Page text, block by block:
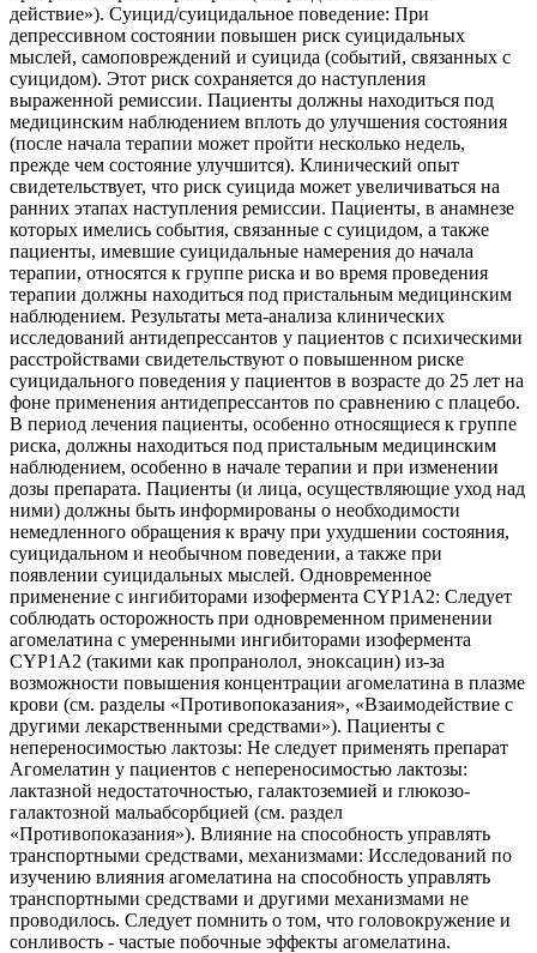
действие»). Суицид/суицидальное поведение: При
депрессивном состоянии повышен риск суицидальных
мыслей, самоповреждений и суицида (событий, связанных с
суицидом). Этот риск сохраняется до наступления
выраженной ремиссии. Пациенты должны находиться под
медицинским наблюдением вплоть до улучшения состояния
(после начала терапии может пройти несколько недель,
прежде чем состояние улучшится). Клинический опыт
свидетельствует, что риск суицида может увеличиваться на
ранних этапах наступления ремиссии. Пациенты, в анамнезе
которых имелись события, связанные с суицидом, а также
пациенты, имевшие суицидальные намерения до начала
терапии, относятся к группе риска и во время проведения
терапии должны находиться под пристальным медицинским
наблюдением. Результаты мета-анализа клинических
исследований антидепрессантов у пациентов с психическими
расстройствами свидетельствуют о повышенном риске
суицидального поведения у пациентов в возрасте до 25 лет на
фоне применения антидепрессантов по сравнению с плацебо.
В период лечения пациенты, особенно относящиеся к группе
риска, должны находиться под пристальным медицинским
наблюдением, особенно в начале терапии и при изменении
дозы препарата. Пациенты (и лица, осуществляющие уход над
ними) должны быть информированы о необходимости
немедленного обращения к врачу при ухудшении состояния,
суицидальном и необычном поведении, а также при
появлении суицидальных мыслей. Одновременное
применение с ингибиторами изофермента CYP1A2: Следует
соблюдать осторожность при одновременном применении
агомелатина с умеренными ингибиторами изофермента
CYP1A2 (такими как пропранолол, эноксацин) из-за
возможности повышения концентрации агомелатина в плазме
крови (см. разделы «Противопоказания», «Взаимодействие с
другими лекарственными средствами»). Пациенты с
непереносимостью лактозы: Не следует применять препарат
Агомелатин у пациентов с непереносимостью лактозы:
лактазной недостаточностью, галактоземией и глюкозо-
галактозной мальабсорбцией (см. раздел
«Противопоказания»). Влияние на способность управлять
транспортными средствами, механизмами: Исследований по
изучению влияния агомелатина на способность управлять
транспортными средствами и другими механизмами не
проводилось. Следует помнить о том, что головокружение и
сонливость - частые побочные эффекты агомелатина.